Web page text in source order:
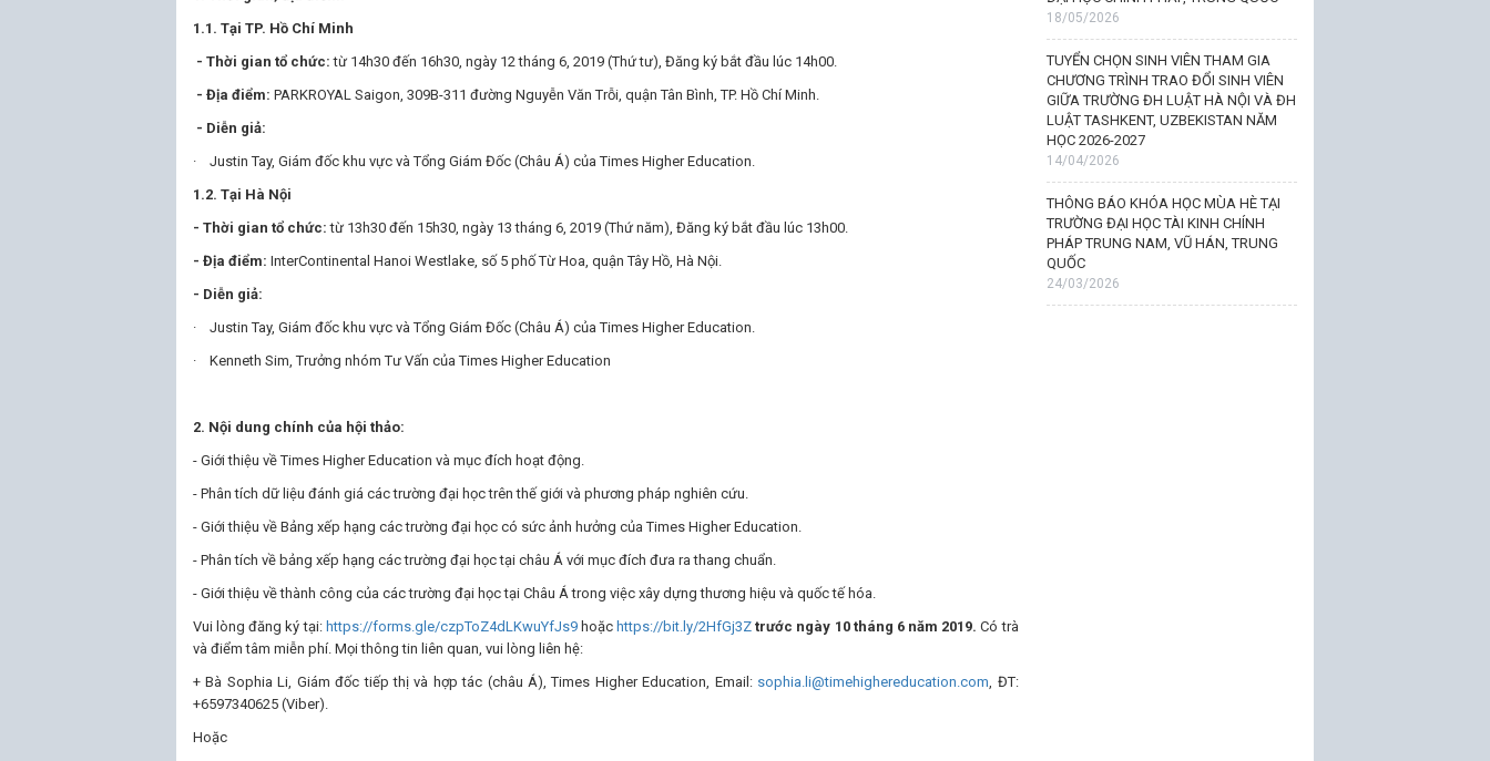
1.1. Tại TP. Hồ Chí Minh
- Thời gian tổ chức:từ 14h30 đến 16h30, ngày 12 tháng 6, 2019 (Thứ tư), Đăng ký bắt đầu lúc 14h00.
- Địa điểm: PARKROYAL Saigon, 309B-311 đường Nguyễn Văn Trỗi, quận Tân Bình, TP. Hồ Chí Minh.
- Diễn giả:
· Justin Tay, Giám đốc khu vực và Tổng Giám Đốc (Châu Á) của Times Higher Education.
1.2. Tại Hà Nội
- Thời gian tổ chức:từ 13h30 đến 15h30, ngày 13 tháng 6, 2019 (Thứ năm), Đăng ký bắt đầu lúc 13h00.
- Địa điểm: InterContinental Hanoi Westlake, số 5 phố Từ Hoa, quận Tây Hồ, Hà Nội.
- Diễn giả:
· Justin Tay, Giám đốc khu vực và Tổng Giám Đốc (Châu Á) của Times Higher Education.
· Kenneth Sim, Trưởng nhóm Tư Vấn của Times Higher Education
2. Nội dung chính của hội thảo:
- Giới thiệu về Times Higher Education và mục đích hoạt động.
- Phân tích dữ liệu đánh giá các trường đại học trên thế giới và phương pháp nghiên cứu.
- Giới thiệu về Bảng xếp hạng các trường đại học có sức ảnh hưởng của Times Higher Education.
- Phân tích về bảng xếp hạng các trường đại học tại châu Á với mục đích đưa ra thang chuẩn.
- Giới thiệu về thành công của các trường đại học tại Châu Á trong việc xây dựng thương hiệu và quốc tế hóa.
Vui lòng đăng ký tại: https://forms.gle/czpToZ4dLKwuYfJs9hoặc https://bit.ly/2HfGj3Z trước ngày 10 tháng 6 năm 2019.Có trà
và điểm tâm miễn phí. Mọi thông tin liên quan, vui lòng liên hệ:
+ Bà Sophia Li, Giám đốc tiếp thị và hợp tác (châu Á), Times Higher Education, Email: sophia.li@timehighereducation.com, ĐT:
+6597340625 (Viber).
Hoặc
18/05/2026
TUYỂN CHỌN SINH VIÊN THAM GIA
CHƯƠNG TRÌNH TRAO ĐỔI SINH VIÊN
GIỮA TRƯỜNG ĐH LUẬT HÀ NỘI VÀ ĐH
LUẬT TASHKENT, UZBEKISTAN NĂM
HỌC 2026-2027
14/04/2026
THÔNG BÁO KHÓA HỌC MÙA HÈ TẠI
TRƯỜNG ĐẠI HỌC TÀI KINH CHÍNH
PHÁP TRUNG NAM, VŨ HÁN, TRUNG
QUỐC
24/03/2026